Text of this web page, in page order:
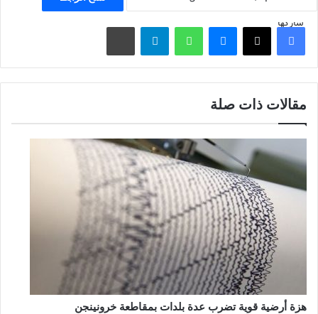
شاركهافيسبوك ‫X ماسنجر واتساب تيلقرام مشاركة عبر البريد
مقالات ذات صلة
هزة أرضية قوية تضرب عدة بلدات بمقاطعة خرونينجن